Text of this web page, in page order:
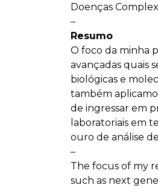
Doenças
–
Resumo
O foco da minha
avançadas quais
biológicas e
também
de ingressar em
laboratoriais em
ouro de análise
–
The focus of my
such as next